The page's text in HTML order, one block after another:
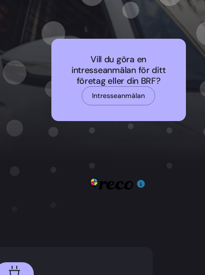
Vill du göra en
intresseanmälan för ditt
företag eller din BRF?
Intresseanmälan